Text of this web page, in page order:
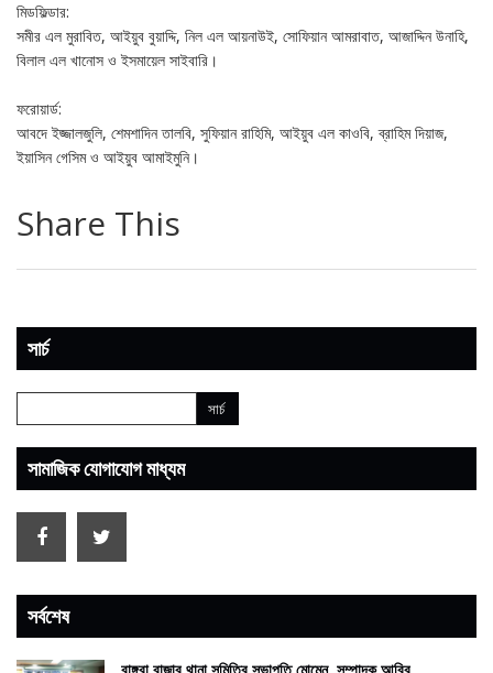
মিডফিল্ডার:
সমীর এল মুরাবিত, আইয়ুব বুয়াদ্দি, নিল এল আয়নাউই, সোফিয়ান আমরাবাত, আজাদ্দিন উনাহি,
বিলাল এল খানোস ও ইসমায়েল সাইবারি।
ফরোয়ার্ড:
আবদে ইজ্জালজুলি, শেমশাদিন তালবি, সুফিয়ান রাহিমি, আইয়ুব এল কাওবি, ব্রাহিম দিয়াজ,
ইয়াসিন গেসিম ও আইয়ুব আমাইমুনি।
Share This
সার্চ
সামাজিক যোগাযোগ মাধ্যম
সর্বশেষ